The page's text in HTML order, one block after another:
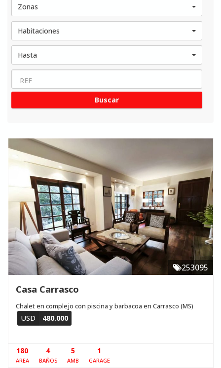
Zonas
Habitaciones
Hasta
253095
Casa Carrasco
Chalet en complejo con piscina y barbacoa en Carrasco (MS)
USD 480.000
180
AREA
4
BAÑOS
5
AMB
1
GARAGE